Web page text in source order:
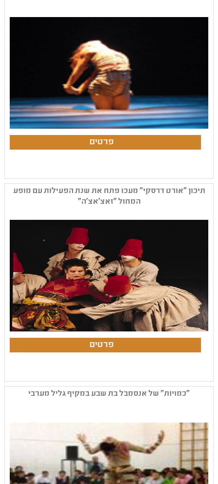
תיכון "אורט דרסקי" מעכו פתח את שנת הפעילות עם מופע
המחול "זאצ'אצ'ה"
"כמויות" של אנסמבל בת שבע במקיף גליל מערבי